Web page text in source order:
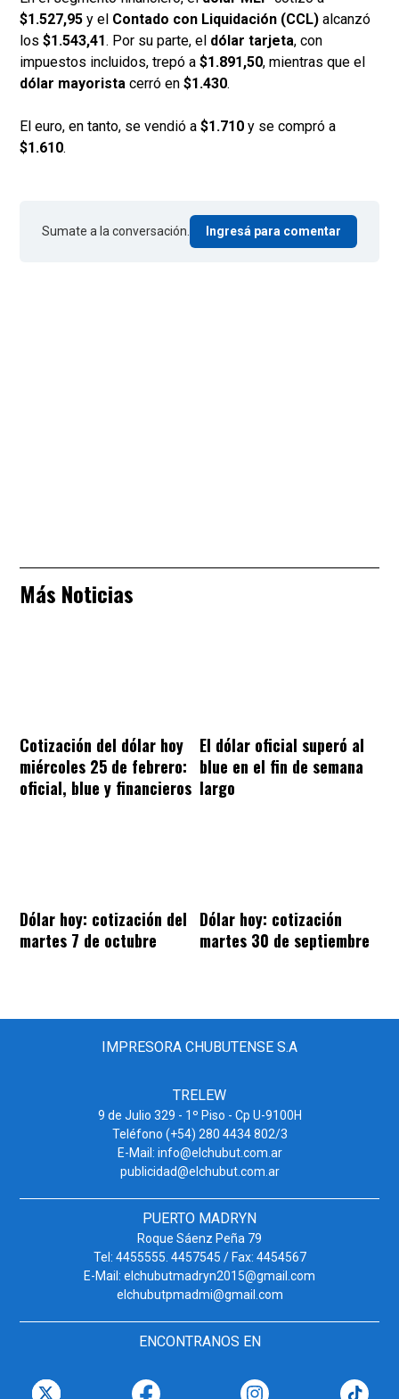
$1.527,95 y el Contado con Liquidación (CCL) alcanzó
los $1.543,41. Por su parte, el dólar tarjeta, con
impuestos incluidos, trepó a $1.891,50, mientras que el
dólar mayorista cerró en $1.430.
El euro, en tanto, se vendió a $1.710 y se compró a
$1.610.
Sumate a la conversación. Ingresá para comentar
Más Noticias
Cotización del dólar hoy
miércoles 25 de febrero:
oficial, blue y financieros
El dólar oficial superó al
blue en el fin de semana
largo
Dólar hoy: cotización del
martes 7 de octubre
Dólar hoy: cotización
martes 30 de septiembre
IMPRESORA CHUBUTENSE S.A
TRELEW
9 de Julio 329 - 1º Piso - Cp U-9100H
Teléfono (+54) 280 4434 802/3
E-Mail: info@elchubut.com.ar
publicidad@elchubut.com.ar
PUERTO MADRYN
Roque Sáenz Peña 79
Tel: 4455555. 4457545 / Fax: 4454567
E-Mail: elchubutmadryn2015@gmail.com
elchubutpmadmi@gmail.com
ENCONTRANOS EN